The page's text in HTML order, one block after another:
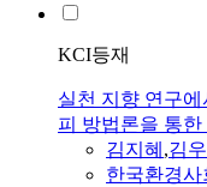
KCI등재
실천 지향 연구
피 방법론을 통
김지혜 ,김
한국환경사